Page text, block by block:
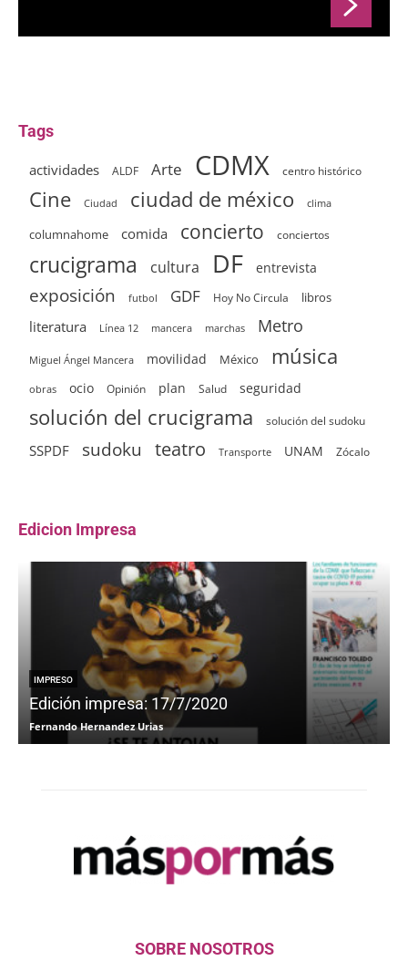
Tags
actividades ALDF Arte CDMX centro histórico
Cine Ciudad ciudad de méxico clima
columnahome comida concierto conciertos
crucigrama cultura DF entrevista
exposición futbol GDF Hoy No Circula libros
literatura Línea 12 mancera marchas Metro
Miguel Ángel Mancera movilidad México música
obras ocio Opinión plan Salud seguridad
solución del crucigrama solución del sudoku
SSPDF sudoku teatro Transporte UNAM Zócalo
Edicion Impresa
IMPRESO
Edición impresa: 17/7/2020
Fernando Hernandez Urias
SOBRE NOSOTROS